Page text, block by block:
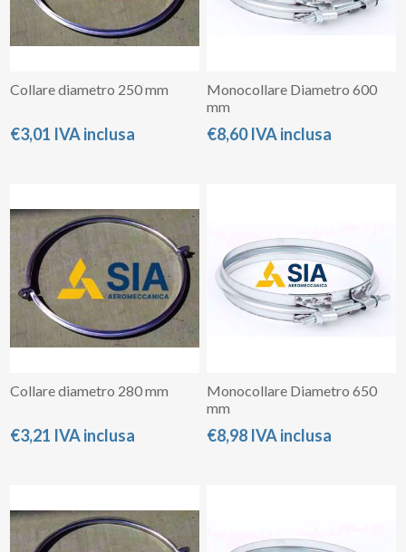
Collare diametro 250 mm
€3,01 IVA inclusa
Monocollare Diametro 600
mm
€8,60 IVA inclusa
Collare diametro 280 mm
€3,21 IVA inclusa
Monocollare Diametro 650
mm
€8,98 IVA inclusa